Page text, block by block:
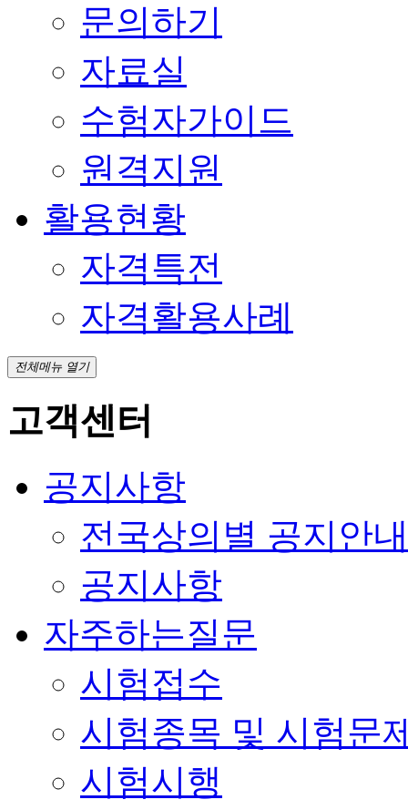
문의하기
자료실
수험자가이드
원격지원
활용현황
자격특전
자격활용사례
전체메뉴 열기
고객센터
공지사항
전국상의별 공지안내
공지사항
자주하는질문
시험접수
시험종목 및 시험문
시험시행